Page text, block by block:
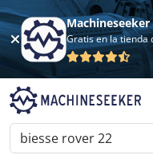
Machineseeker